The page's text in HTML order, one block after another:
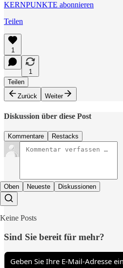
KERNPUNKTE abonnieren
Teilen
1
1
Teilen
Zurück
Weiter
Diskussion über diese Post
Kommentare Restacks
Oben Neueste Diskussionen
Keine Posts
Sind Sie bereit für mehr?